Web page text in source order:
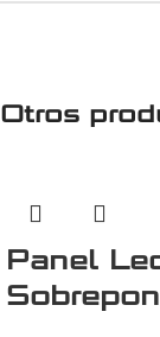
Otros
Panel